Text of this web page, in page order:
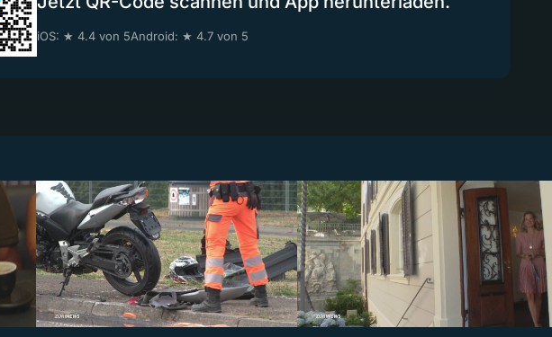
iOS: ★ 4.4 von 5Android: ★ 4.7 von 5